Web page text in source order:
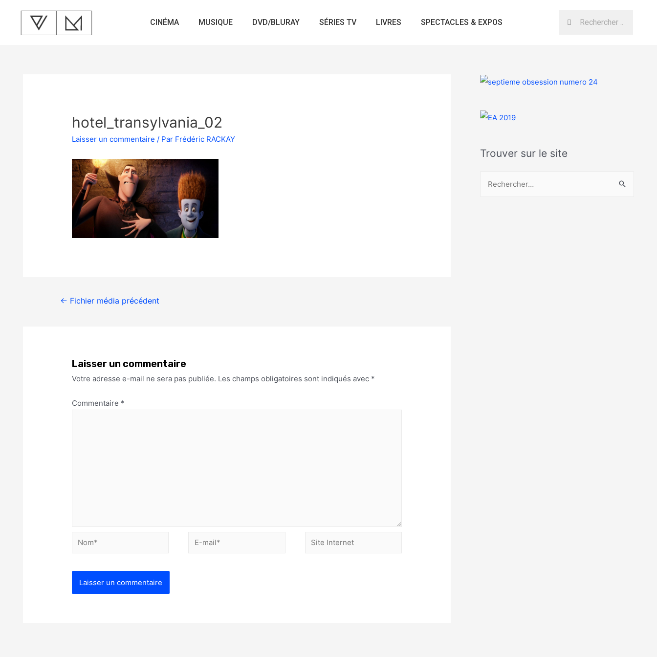
CINÉMA MUSIQUE DVD/BLURAY SÉRIES TV LIVRES SPECTACLES & EXPOS
hotel_transylvania_02
Laisser un commentaire / Par Frédéric RACKAY
← Fichier média précédent
Laisser un commentaire
Votre adresse e-mail ne sera pas publiée. Les champs obligatoires sont indiqués avec *
Commentaire *
Trouver sur le site